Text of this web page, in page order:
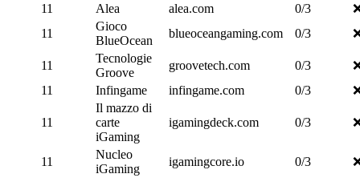
11 Alea alea.com 0/3
11
Gioco
BlueOcean
blueoceangaming.com 0/3
11
Tecnologie
Groove
groovetech.com 0/3
11
Infingame infingame.com 0/3
11
Il mazzo di
carte
iGaming
igamingdeck.com 0/3
11
Nucleo
iGaming
igamingcore.io 0/3